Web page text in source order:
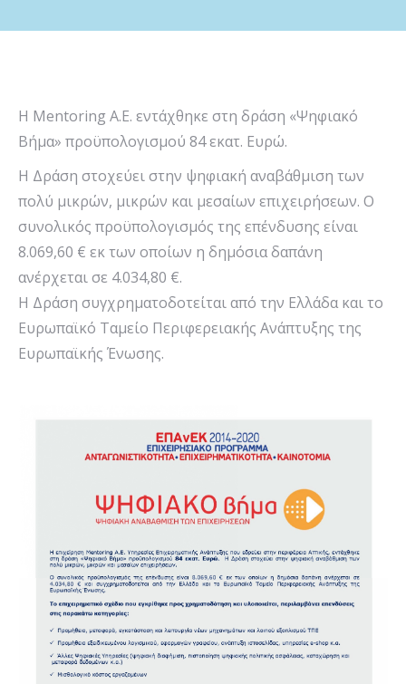
Η Mentoring Α.Ε. εντάχθηκε στη δράση «Ψηφιακό
Βήμα» προϋπολογισμού 84 εκατ. Ευρώ.
Η Δράση στοχεύει στην ψηφιακή αναβάθμιση των
πολύ μικρών, μικρών και μεσαίων επιχειρήσεων. Ο
συνολικός προϋπολογισμός της επένδυσης είναι
8.069,60 € εκ των οποίων η δημόσια δαπάνη
ανέρχεται σε 4.034,80 €.
Η Δράση συγχρηματοδοτείται από την Ελλάδα και το
Ευρωπαϊκό Ταμείο Περιφερειακής Ανάπτυξης της
Ευρωπαϊκής Ένωσης.